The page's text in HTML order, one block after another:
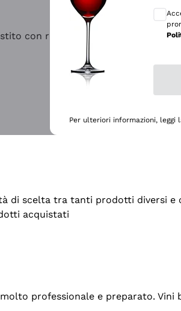
con rapidità e professionalità
di scelta tra tanti prodotti diversi e
acquistati
professionale e preparato.
Per ulteriori informazioni, leggi